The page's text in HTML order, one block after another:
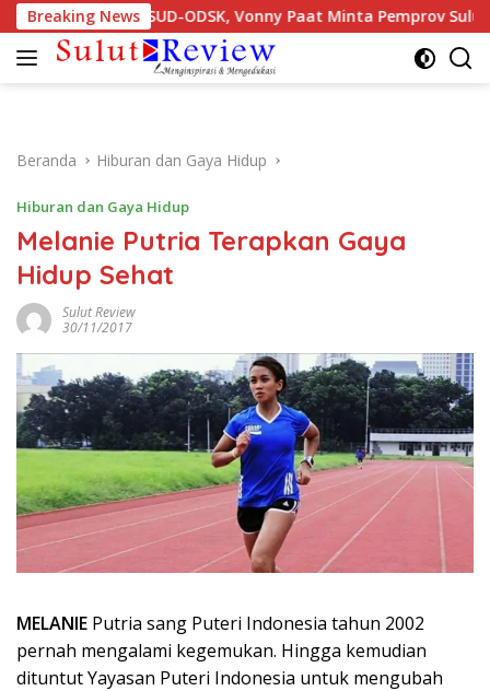
Langsung
ke
konten
Breaking News
dan Nakes RSUD-ODSK, Vonny Paat Minta Pemprov Sulut
Beranda Hiburan dan Gaya Hidup
Hiburan dan Gaya Hidup
Melanie Putria Terapkan Gaya
Hidup Sehat
Sulut Review
30/11/2017
MELANIE Putria sang Puteri Indonesia tahun 2002
pernah mengalami kegemukan. Hingga kemudian
dituntut Yayasan Puteri Indonesia untuk mengubah